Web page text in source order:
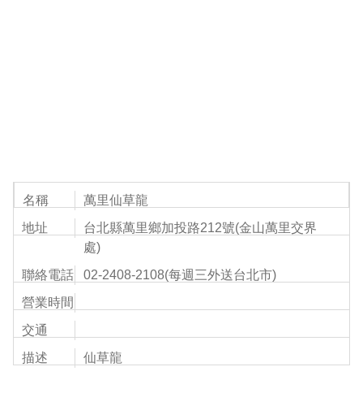
名稱
萬里仙草龍
地址
台北縣萬里鄉加投路212號(金山萬里交界
處)
聯絡電話
02-2408-2108(每週三外送台北市)
營業時間
交通
描述
仙草龍